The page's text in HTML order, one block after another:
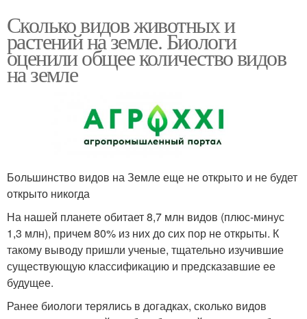
Сколько видов животных и
растений на земле. Биологи
оценили общее количество видов
на земле
Большинство видов на Земле еще не открыто и не будет
открыто никогда
На нашей планете обитает 8,7 млн видов (плюс-минус
1,3 млн), причем 80% из них до сих пор не открыты. К
такому выводу пришли ученые, тщательно изучившие
существующую классификацию и предсказавшие ее
будущее.
Ранее биологи терялись в догадках, сколько видов